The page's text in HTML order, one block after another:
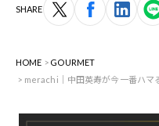
SHARE
HOME
GOURMET
merachi｜中田英寿が今一番ハマ